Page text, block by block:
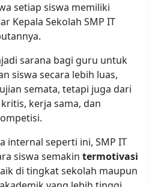
setiap siswa memiliki
Kepala Sekolah SMP IT
sarana bagi guru untuk
siswa secara lebih luas,
semata, tetapi juga dari
kerja sama, dan
internal seperti ini, SMP IT
siswa semakin termotivasi
di tingkat sekolah maupun